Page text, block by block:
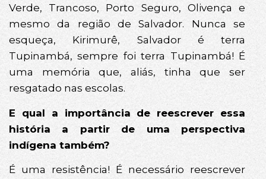
Verde, Trancoso, Porto Seguro, Olivença e
mesmo da região de Salvador. Nunca se
esqueça, Kirimurê, Salvador é terra
Tupinambá, sempre foi terra Tupinambá! É
uma memória que, aliás, tinha que ser
resgatado nas escolas.
E qual a importância de reescrever essa
história a partir de uma perspectiva
indígena também?
É uma resistência! É necessário reescrever